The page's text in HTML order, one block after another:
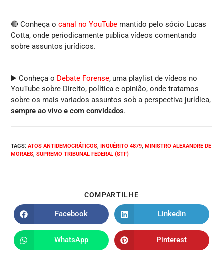
🔴 Conheça ocanal no YouTube mantido pelo sócio Lucas
Cotta, onde periodicamente publica vídeos comentando
sobre assuntos jurídicos.
▶️ Conheça o Debate Forense, uma playlist de vídeos no
YouTube sobre Direito, política e opinião, onde tratamos
sobre os mais variados assuntos sob a perspectiva jurídica,
sempre ao vivo e com convidados.
TAGS:ATOS ANTIDEMOCRÁTICOS, INQUÉRITO 4879, MINISTRO ALEXANDRE DE
MORAES, SUPREMO TRIBUNAL FEDERAL (STF)
COMPARTILHE
Facebook LinkedIn
WhatsApp Pinterest